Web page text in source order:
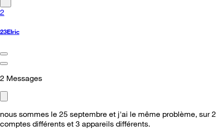
2
23Elric
2 Messages
nous sommes le 25 septembre et j'ai le même problème, sur 2
comptes différents et 3 appareils différents.